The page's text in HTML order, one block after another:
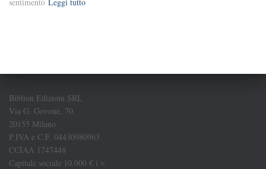
Biblion Edizioni SRL
Via G. Govone, 70
20155 Milano
P.IVA e C.F. 04430980963
CCIAA 1747448
Capitale sociale 10.000 € i.v.